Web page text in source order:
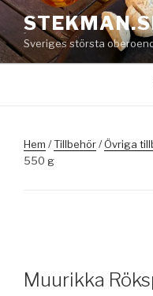
Hoppa
till
innehållSveriges största
Hem /Tillbehör/Övriga
550 g
Muurikka